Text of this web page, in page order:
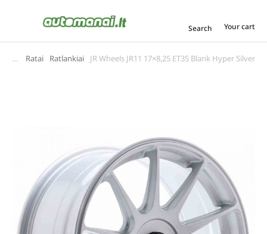
Search Your cart
You are here:
Ratai Ratlankiai JR Wheels JR11 17×8,25 ET35 Blank Hyper Silver